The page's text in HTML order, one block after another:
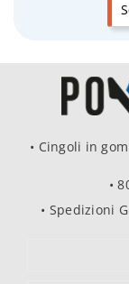
• Cingoli in
•
• Spedizioni